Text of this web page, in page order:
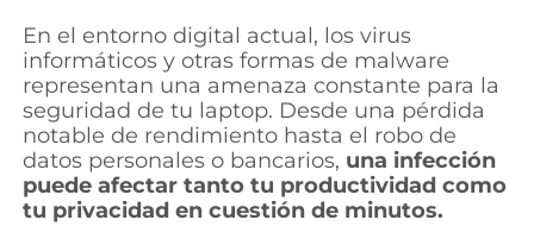
En el entorno digital actual, los virus
informáticos y otras formas de malware
representan una amenaza constante para la
seguridad de tu laptop. Desde una pérdida
notable de rendimiento hasta el robo de
datos personales o bancarios, una infección
puede afectar tanto tu productividad como
tu privacidad en cuestión de minutos.